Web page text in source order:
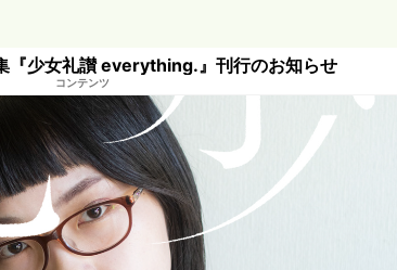
『少女礼讃 everything.』刊行のお知らせ
コンテンツ